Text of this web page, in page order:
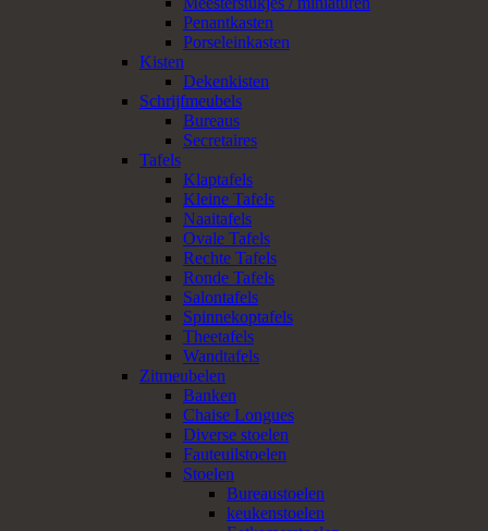
Penantkasten
Porseleinkasten
Kisten
Dekenkisten
Schrijfmeubels
Bureaus
Secretaires
Tafels
Klaptafels
Kleine Tafels
Naaitafels
Ovale Tafels
Rechte Tafels
Ronde Tafels
Salontafels
Spinnekoptafels
Theetafels
Wandtafels
Zitmeubelen
Banken
Chaise Longues
Diverse stoelen
Fauteuilstoelen
Stoelen
Bureaustoelen
keukenstoelen